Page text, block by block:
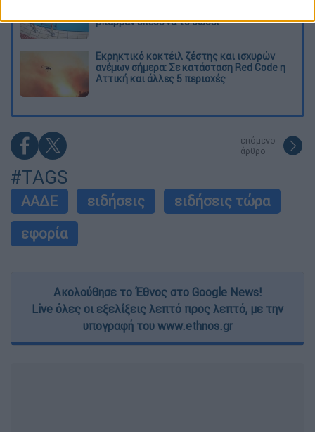
μπάρμαν έπεσε να το σώσει
Εκρηκτικό κοκτέιλ ζέστης και ισχυρών
ανέμων σήμερα: Σε κατάσταση Red Code η
Αττική και άλλες 5 περιοχές
επόμενο
άρθρο
#TAGS
ΑΑΔΕ ειδήσεις
ειδήσεις τώρα
εφορία
Ακολούθησε το Έθνος στο Google News!
Live όλες οι εξελίξεις λεπτό προς λεπτό, με την
υπογραφή του www.ethnos.gr